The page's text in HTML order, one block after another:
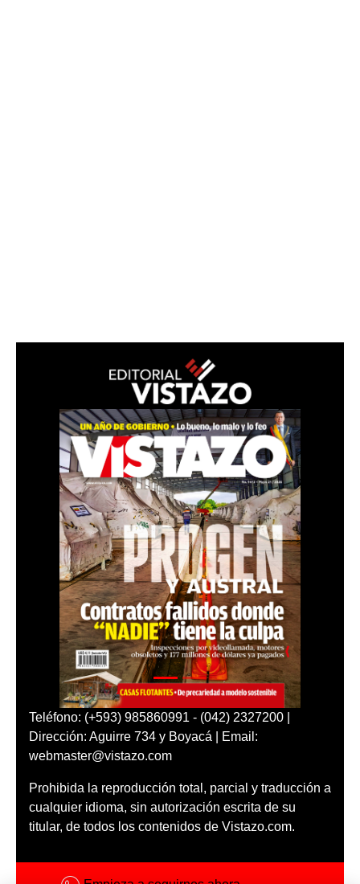
Teléfono: (+593) 985860991 - (042) 2327200 |
Dirección: Aguirre 734 y Boyacá | Email:
webmaster@vistazo.com
Prohibida la reproducción total, parcial y traducción a
cualquier idioma, sin autorización escrita de su
titular, de todos los contenidos de Vistazo.com.